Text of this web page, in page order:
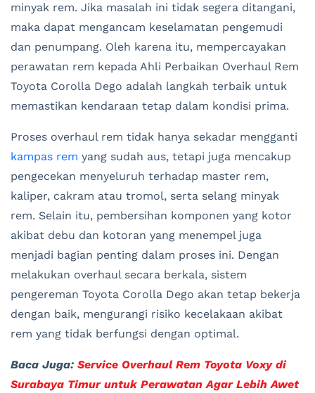
minyak rem. Jika masalah ini tidak segera ditangani,
maka dapat mengancam keselamatan pengemudi
dan penumpang. Oleh karena itu, mempercayakan
perawatan rem kepada Ahli Perbaikan Overhaul Rem
Toyota Corolla Dego adalah langkah terbaik untuk
memastikan kendaraan tetap dalam kondisi prima.
Proses overhaul rem tidak hanya sekadar mengganti
kampas rem yang sudah aus, tetapi juga mencakup
pengecekan menyeluruh terhadap master rem,
kaliper, cakram atau tromol, serta selang minyak
rem. Selain itu, pembersihan komponen yang kotor
akibat debu dan kotoran yang menempel juga
menjadi bagian penting dalam proses ini. Dengan
melakukan overhaul secara berkala, sistem
pengereman Toyota Corolla Dego akan tetap bekerja
dengan baik, mengurangi risiko kecelakaan akibat
rem yang tidak berfungsi dengan optimal.
Baca Juga: Service Overhaul Rem Toyota Voxy di
Surabaya Timur untuk Perawatan Agar Lebih Awet